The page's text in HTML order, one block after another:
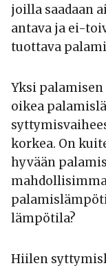
joilla saadaan
antava ja ei-
tuottava
Yksi
oikea
korkea. On
hyvään
lämpötila?
Hiilen